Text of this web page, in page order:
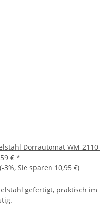
Dörrautomat WM-2110
€ *
(-3%, Sie sparen 10,95 €)
gefertigt, praktisch im